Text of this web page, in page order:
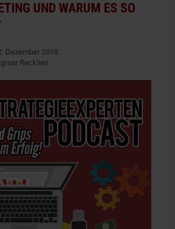
UND WARUM ES SO
Dezember 2018
Recklies